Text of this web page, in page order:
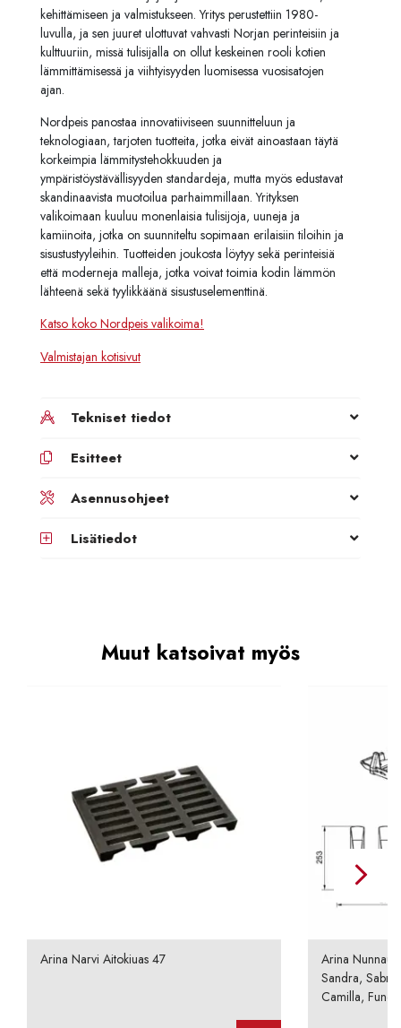
kehittämiseen ja valmistukseen. Yritys perustettiin 1980-
luvulla, ja sen juuret ulottuvat vahvasti Norjan perinteisiin ja
kulttuuriin, missä tulisijalla on ollut keskeinen rooli kotien
lämmittämisessä ja viihtyisyyden luomisessa vuosisatojen
ajan.
Nordpeis panostaa innovatiiviseen suunnitteluun ja
teknologiaan, tarjoten tuotteita, jotka eivät ainoastaan täytä
korkeimpia lämmitystehokkuuden ja
ympäristöystävällisyyden standardeja, mutta myös edustavat
skandinaavista muotoilua parhaimmillaan. Yrityksen
valikoimaan kuuluu monenlaisia tulisijoja, uuneja ja
kamiinoita, jotka on suunniteltu sopimaan erilaisiin tiloihin ja
sisustustyyleihin. Tuotteiden joukosta löytyy sekä perinteisiä
että moderneja malleja, jotka voivat toimia kodin lämmön
lähteenä sekä tyylikkäänä sisustuselementtinä.
Katso koko Nordpeis valikoima!
Valmistajan kotisivut
Tekniset tiedot
Esitteet
Asennusohjeet
Lisätiedot
Muut katsoivat myös
Arina Narvi Aitokiuas 47
Arina
Sandra,
Camilla,